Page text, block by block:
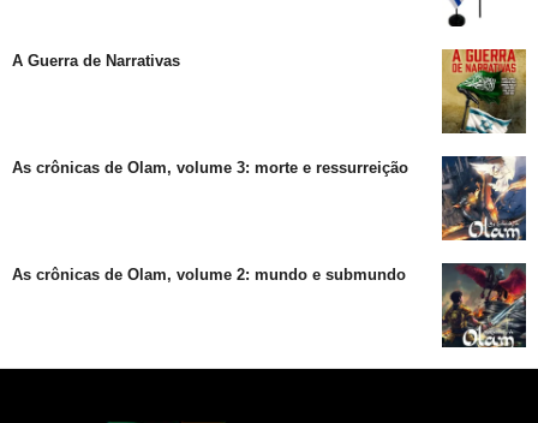
A Guerra de Narrativas
As crônicas de Olam, volume 3: morte e ressurreição
As crônicas de Olam, volume 2: mundo e submundo